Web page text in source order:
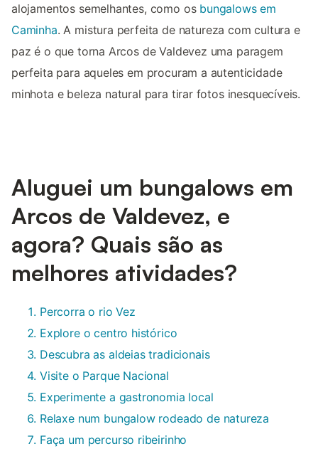
alojamentos semelhantes, como os bungalows em
Caminha. A mistura perfeita de natureza com cultura e
paz é o que torna Arcos de Valdevez uma paragem
perfeita para aqueles em procuram a autenticidade
minhota e beleza natural para tirar fotos inesquecíveis.
Aluguei um bungalows em
Arcos de Valdevez, e
agora? Quais são as
melhores atividades?
Percorra o rio Vez
Explore o centro histórico
Descubra as aldeias tradicionais
Visite o Parque Nacional
Experimente a gastronomia local
Relaxe num bungalow rodeado de natureza
Faça um percurso ribeirinho